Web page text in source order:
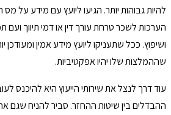
להיות גבוהות יותר. הגיעו ליועץ עם מידע על
הערכות לשכר טרחת עורך דין או דמי תיווך ועם
ושיפוץ. ככל שתעניקו ליועץ מידע אמין ומעודכן
שההמלצות שלו יהיו אפקטיביות.
עוד דרך לנצל את שירותי הייעוץ היא להיכנס
ההבדלים בין שיטות ההחזר. סביר להניח שגם